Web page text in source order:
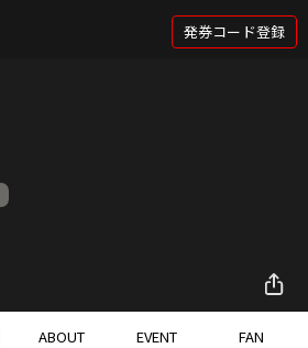
発券コード登録
ABOUT EVENT FAN